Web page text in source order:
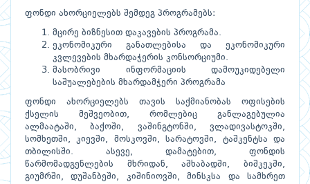
ფონდი ახორციელებს შემდეგ პროგრამებს:
მცირე ბიზნესით დაკავების პროგრამა.
ეკონომიკური განათლებისა და ეკონომიკური
კვლევების მხარდაჭერის კონსორციუმი.
მასობრივი ინფორმაციის დამოუკიდებელი
საშუალებების მხარდამჭერი პროგრამა
ფონდი ახორციელებს თავის საქმიანობას ოფისების
ქსელის მეშვეობით, რომლებიც განლაგებულია
ალმაატაში, ბაქოში, ვაშინგტონში, ვლადივასტოკში,
სომხეთში, კიევში, მოსკოვში, სარატოვში, ტაშკენტსა და
თბილისში. ასევე, დამატებით, ფონდის
წარმომადგენლების მხრიდან, აშხაბადში, ბიშკეკში,
გიუმრში, დუშანბეში, კიშინიოვში, მინსკსა და სამხრეთ